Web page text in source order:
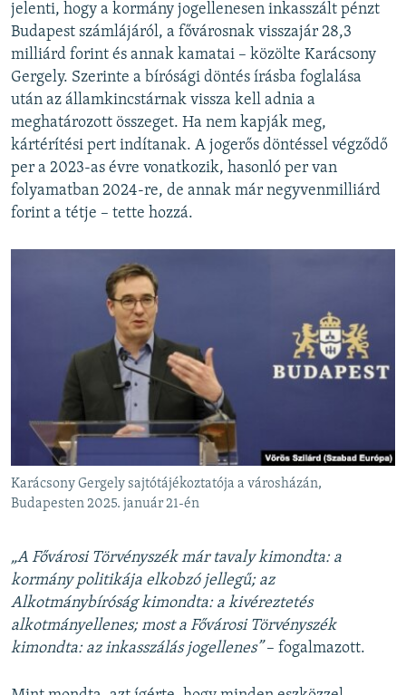
jelenti, hogy a kormány jogellenesen inkasszált pénzt
Budapest számlájáról, a fővárosnak visszajár 28,3
milliárd forint és annak kamatai – közölte Karácsony
Gergely. Szerinte a bírósági döntés írásba foglalása
után az államkincstárnak vissza kell adnia a
meghatározott összeget. Ha nem kapják meg,
kártérítési pert indítanak. A jogerős döntéssel végződő
per a 2023-as évre vonatkozik, hasonló per van
folyamatban 2024-re, de annak már negyvenmilliárd
forint a tétje – tette hozzá.
Karácsony Gergely sajtótájékoztatója a városházán,
Budapesten 2025. január 21-én
„A Fővárosi Törvényszék már tavaly kimondta: a
kormány politikája elkobzó jellegű; az
Alkotmánybíróság kimondta: a kivéreztetés
alkotmányellenes; most a Fővárosi Törvényszék
kimondta: az inkasszálás jogellenes”– fogalmazott.